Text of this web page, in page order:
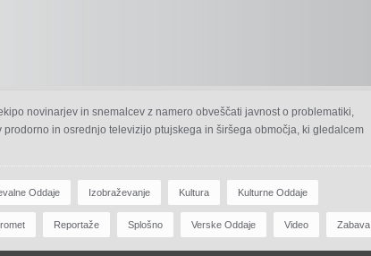
novinarjev in snemalcev z namero obveščati javnost o problematiki,
in osrednjo televizijo ptujskega in širšega območja, ki gledalcem
Oddaje Izobraževanje Kultura Kulturne Oddaje
Reportaže Splošno Verske Oddaje Video Zabava